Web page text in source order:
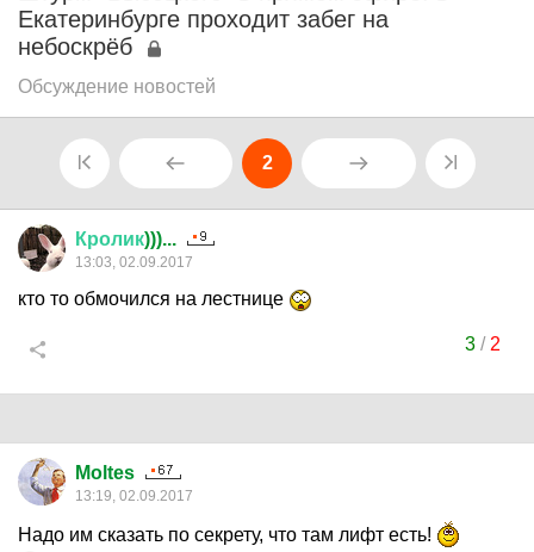
Екатеринбурге проходит забег на
небоскрёб
Обсуждение новостей
2
Кролик)))...
13:03, 02.09.2017
кто то обмочился на лестнице
3/ 2
Moltes
13:19, 02.09.2017
Надо им сказать по секрету, что там лифт есть!